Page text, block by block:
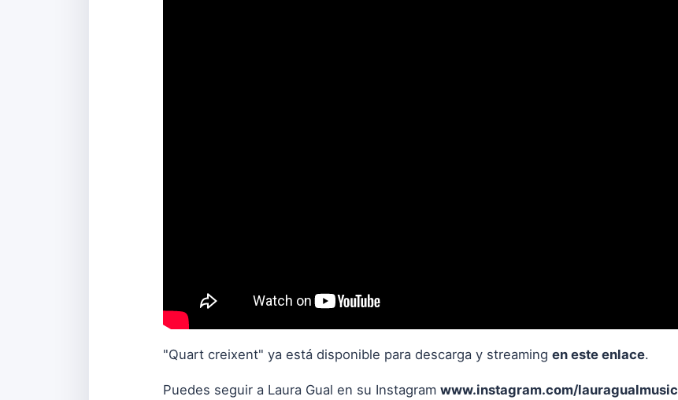
"Quart creixent" ya está disponible para descarga y streaming en este enlace.
Puedes seguir a Laura Gual en su Instagram www.instagram.com/lauragualmusic